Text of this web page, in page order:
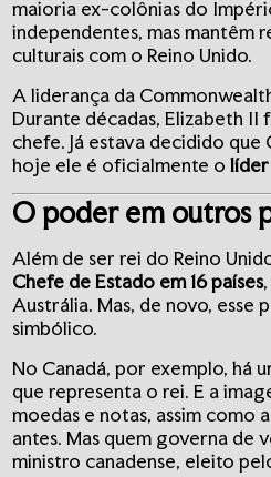
maioria ex-colônias do
independentes, mas mantêm
culturais com o Reino Unido.
A liderança da
Durante décadas, Elizabeth II
chefe. Já estava decidido que
hoje ele é oficialmente o
O poder em outros
Além de ser rei do Reino
Chefe de Estado em 16 países
Austrália. Mas, de novo, esse
simbólico.
No Canadá, por exemplo, há
que representa o rei. E a
moedas e notas, assim como
antes. Mas quem governa de
ministro canadense, eleito